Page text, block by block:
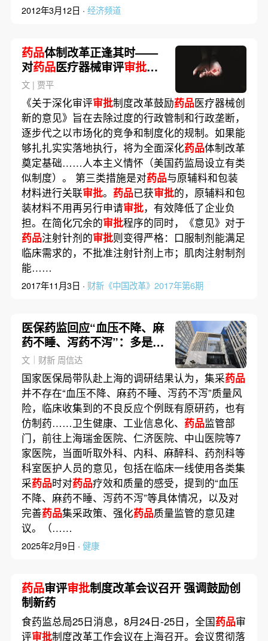
2012年3月12日 · 经济频道
药品体制改革正逢其时——
对药品医疗器械审评审批改
革方案的解读和几点补充意
见
文 | 贾平
《关于深化审评审批制度改革鼓励药品医疗器械创
新的意见》旨在去除过度的行政管制和行政垄断，
逐步代之以市场化的竞争和制度化的规制。如果能
够扎扎实实落地执行，将为全面深化药品体制改革
奠定基础……人本主义情怀（美国药监局设立有类
似制度）。 第三类措施是对药品与原辅料和包装
材料进行关联审批。 药品已获审批的，原辅料和包
装材料不用再另行申请审批，有效降低了企业负
担。在简化冗余的审批程序的同时，《意见》对于
药品注射针剂的审批则变得严格：口服制剂能满足
临床需求的，不批准注射针剂上市；肌肉注射制剂
能……
2017年11月3日 · 财新《中国改革》2017年第6期
医保药监回应“血压不降、麻
药不睡、泻药不泻”：多是他
人转述和主观感受
文｜财新 周信达
国家医保局带队赴上海的调研结果认为，集采药品
并不存在“血压不降、麻药不睡、泻药不泻”质量风
险，临床收集到的不良反应个例既有原研药，也有
仿制药……卫生健康、工业信息化、 药品监管部
门，前往上海瑞金医院、仁济医院、中山医院等7
家医院，当面听取外科、内科、麻醉科、药剂科等
科室医护人员的意见，包括在临床一线使用各类集
采药品时对药品疗效和质量的感受，提到的“血压
不降、麻药不睡、泻药不泻”等具体情况，以及对
完善药品集采政策、强化药品质量监管的意见建
议。（……
2025年2月9日 · 健康
药品审评审批制度改革会议召开 强调鼓励创
制新药
食药监总局25日消息，8月24日-25日，全国药品审
评审批制度改革工作会议在上海召开。会议贯彻落